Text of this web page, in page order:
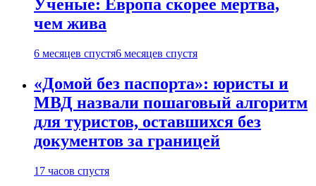
Ученые: Европа скорее мертва,
чем жива
6 месяцев спустя6 месяцев спустя
«Домой без паспорта»: юристы и
МВД назвали пошаговый алгоритм
для туристов, оставшихся без
документов за границей
17 часов спустя